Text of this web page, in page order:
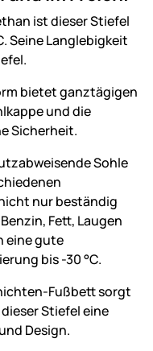
ist dieser Stiefel
Seine Langlebigkeit
bietet ganztägigen
und die
Sicherheit.
Sohle
nur beständig
Fett, Laugen
eine gute
bis -30 °C.
Fußbett sorgt
Stiefel eine
Design.